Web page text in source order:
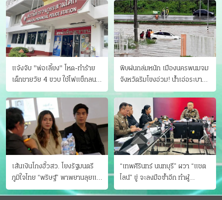
แจ้งจับ "พ่อเลี้ยง" โหด-ทําร้าย
เด็กชายวัย 4 ขวบ ใช้ไฟแช็กลน
บาดเจ็บ
พิษฝนถล่มหนัก เมืองนครพนมจม
จังหวัดริมโขงอ่วม! นํ้าเอ่อระบาย
ไม่ทัน แม่ปิงทะลักล้น
เส้นเงินโกงฮั้วสว. โยงรัฐมนตรี
ภูมิใจไทย “พริษฐ์” พาพยานลุยแฉ
มีโอนให้คนกกต.ด้วย
“เทพศิรินทร์ นนทบุรี” ผวา “แชต
ไลน์” ขู่ จะลงมือซ้ำอีก ทําผู้
ปกครองแตกตื่นแจ้งตำรวจ